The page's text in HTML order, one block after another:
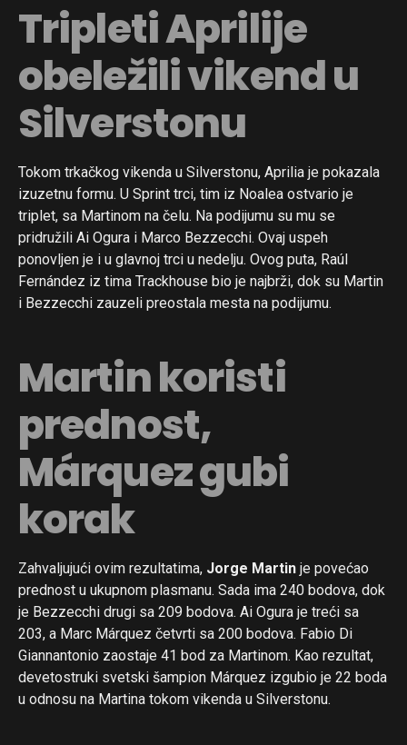
Tripleti Aprilije
obeležili vikend u
Silverstonu
Tokom trkačkog vikenda u Silverstonu, Aprilia je pokazala
izuzetnu formu. U Sprint trci, tim iz Noalea ostvario je
triplet, sa Martinom na čelu. Na podijumu su mu se
pridružili Ai Ogura i Marco Bezzecchi. Ovaj uspeh
ponovljen je i u glavnoj trci u nedelju. Ovog puta, Raúl
Fernández iz tima Trackhouse bio je najbrži, dok su Martin
i Bezzecchi zauzeli preostala mesta na podijumu.
Martin koristi
prednost,
Márquez gubi
korak
Zahvaljujući ovim rezultatima, Jorge Martin je povećao
prednost u ukupnom plasmanu. Sada ima 240 bodova, dok
je Bezzecchi drugi sa 209 bodova. Ai Ogura je treći sa
203, a Marc Márquez četvrti sa 200 bodova. Fabio Di
Giannantonio zaostaje 41 bod za Martinom. Kao rezultat,
devetostruki svetski šampion Márquez izgubio je 22 boda
u odnosu na Martina tokom vikenda u Silverstonu.